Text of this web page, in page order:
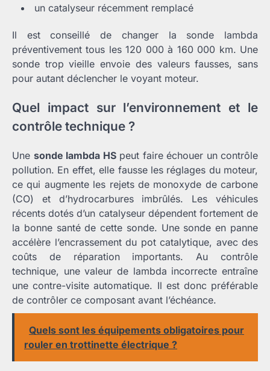
un catalyseur récemment remplacé
Il est conseillé de changer la sonde lambda
préventivement tous les 120 000 à 160 000 km. Une
sonde trop vieille envoie des valeurs fausses, sans
pour autant déclencher le voyant moteur.
Quel impact sur l’environnement et le
contrôle technique ?
Une sonde lambda HSpeut faire échouer un contrôle
pollution. En effet, elle fausse les réglages du moteur,
ce qui augmente les rejets de monoxyde de carbone
(CO) et d’hydrocarbures imbrûlés. Les véhicules
récents dotés d’un catalyseur dépendent fortement de
la bonne santé de cette sonde. Une sonde en panne
accélère l’encrassement du pot catalytique, avec des
coûts de réparation importants. Au contrôle
technique, une valeur de lambda incorrecte entraîne
une contre-visite automatique. Il est donc préférable
de contrôler ce composant avant l’échéance.
Quels sont les équipements obligatoires pour
rouler en trottinette électrique ?